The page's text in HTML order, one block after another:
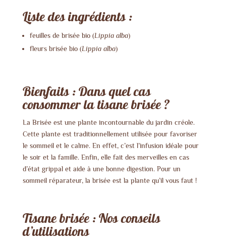
Liste des ingrédients :
feuilles de brisée bio (Lippia alba)
fleurs brisée bio (Lippia alba)
Bienfaits : Dans quel cas
consommer la tisane brisée ?
La Brisée est une plante incontournable du jardin créole.
Cette plante est traditionnellement utilisée pour favoriser
le sommeil et le calme. En effet, c’est l’infusion idéale pour
le soir et la famille. Enfin, elle fait des merveilles en cas
d’état grippal et aide à une bonne digestion. Pour un
sommeil réparateur, la brisée est la plante qu’il vous faut !
Tisane brisée : Nos conseils
d’utilisations